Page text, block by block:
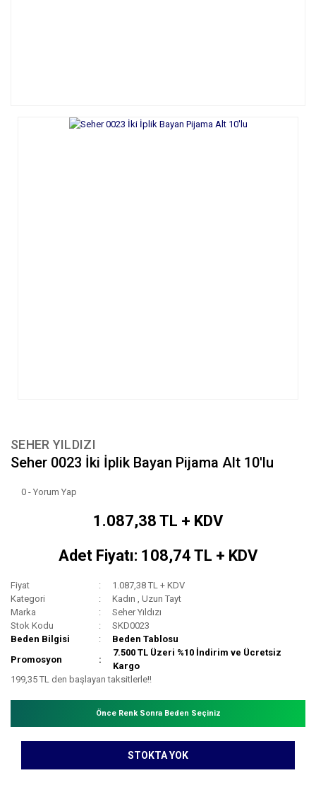
SEHER YILDIZI
Seher 0023 İki İplik Bayan Pijama Alt 10'lu
0 - Yorum Yap
1.087,38 TL + KDV
Adet Fiyatı: 108,74 TL + KDV
Fiyat
1.087,38 TL + KDV
Kategori
Kadın ,Uzun Tayt
Marka
Seher Yıldızı
Stok Kodu
SKD0023
Beden Bilgisi
Beden Tablosu
Promosyon
7.500 TL Üzeri %10 İndirim ve Ücretsiz
Kargo
199,35 TL den başlayan taksitlerle!!
Önce Renk Sonra Beden Seçiniz
STOKTA YOK